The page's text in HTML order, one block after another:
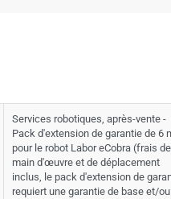
Services robotiques, après-vente -
Pack d'extension de garantie de 6
pour le robot Labor eCobra (frais de
main d'œuvre et de déplacement
inclus, le pack d'extension de
requiert une garantie de base et/ou